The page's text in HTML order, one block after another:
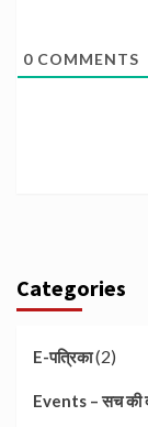
0 COMMENTS
Categories
E-पत्रिका(2)
Events – सच की